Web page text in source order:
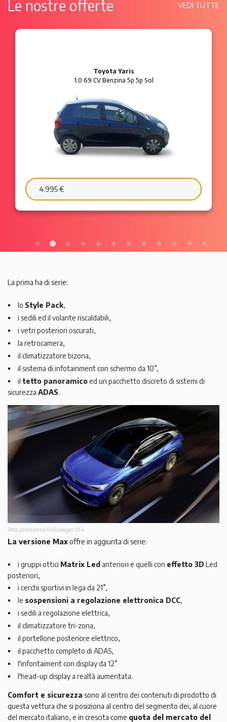
Le nostre offerte VEDI TUTTE
Ford Ka
1.2 8V 69 CV Benzina 3p Plus
6.595 €
La prima ha di serie:
lo Style Pack,
i sedili ed il volante riscaldabili,
i vetri posteriori oscurati,
la retrocamera,
il climatizzatore bizona,
il sistema di infotainment con schermo da 10”,
iltetto panoramicoed un pacchetto discreto di sistemi di
sicurezza ADAS.
Tetto panoramico Volkswagen ID.4
La versione Maxoffre in aggiunta di serie:
i gruppi ottici Matrix Led anteriori e quelli con effetto 3D Led
posteriori,
i cerchi sportivi in lega da 21”,
le sospensioni a regolazione elettronica DCC,
i sedili a regolazione elettrica,
il climatizzatore tri-zona,
il portellone posteriore elettrico,
il pacchetto completo di ADAS,
l'infontaiment con display da 12”
l'head-up display a realtà aumentata.
Comfort e sicurezza sono al centro dei contenuti di prodotto di
questa vettura che si posiziona al centro del segmento dei, al cuore
del mercato italiano, e in crescita come quota del mercato del